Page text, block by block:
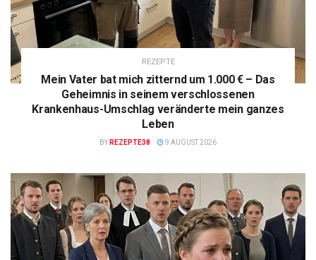
REZEPTE
Mein Vater bat mich zitternd um 1.000 € – Das
Geheimnis in seinem verschlossenen
Krankenhaus-Umschlag veränderte mein ganzes
Leben
BY REZEPTE38 9 AUGUST 2026